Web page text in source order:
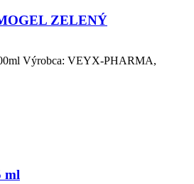
ZELENÝ
Výrobca: VEYX-PHARMA,
ml